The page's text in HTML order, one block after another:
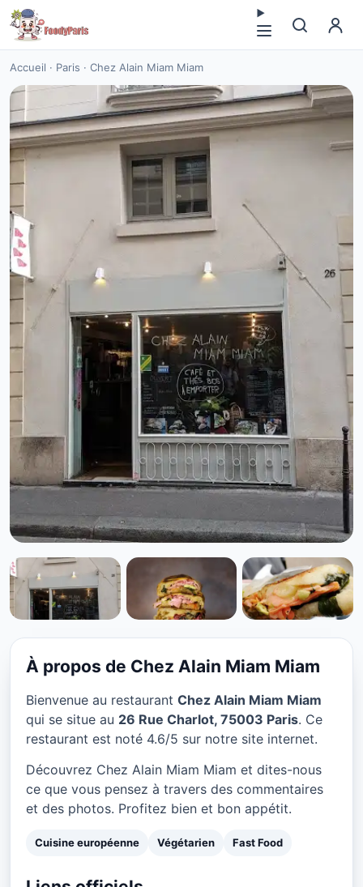
Accueil · Paris · Chez Alain Miam Miam
CUISINE EUROPÉENNE
Chez Alain Miam Miam à
Paris
À propos de Chez Alain Miam Miam
Bienvenue au restaurant Chez Alain Miam Miam
qui se situe au 26 Rue Charlot, 75003 Paris. Ce
restaurant est noté 4.6/5 sur notre site internet.
Découvrez Chez Alain Miam Miam et dites-nous
ce que vous pensez à travers des commentaires
et des photos. Profitez bien et bon appétit.
Cuisine européenne Végétarien Fast Food